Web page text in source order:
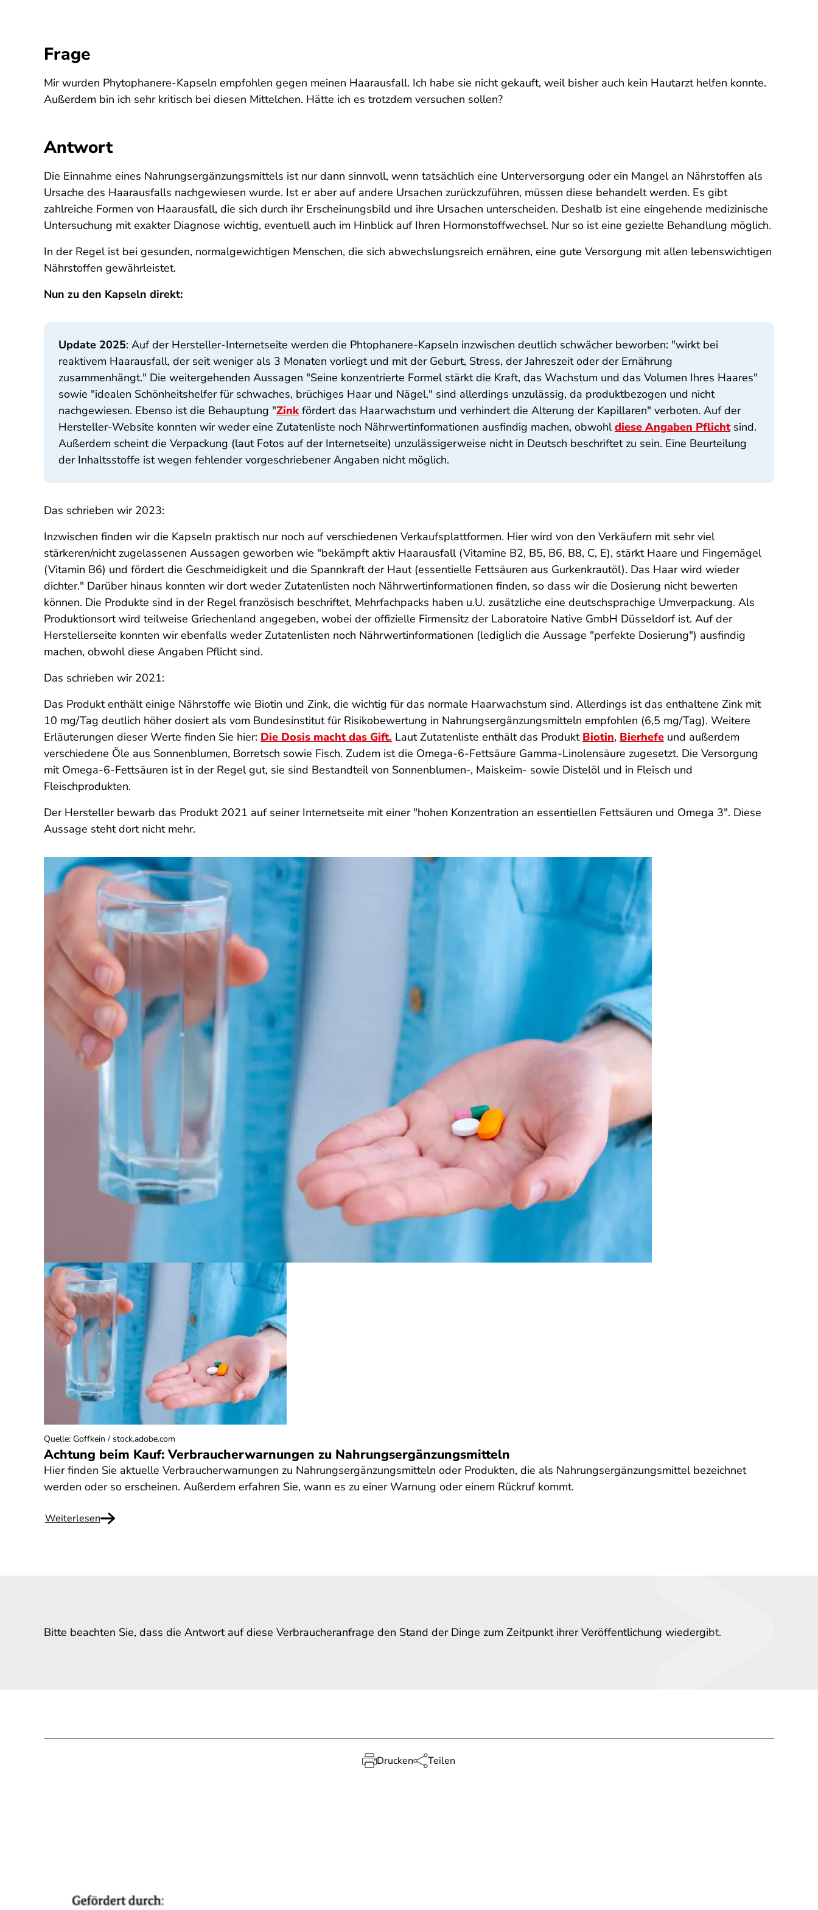
Frage
Mir wurden Phytophanere-Kapseln empfohlen gegen meinen Haarausfall. Ich habe sie nicht gekauft, weil bisher auch kein Hautarzt helfen konnte.
Außerdem bin ich sehr kritisch bei diesen Mittelchen. Hätte ich es trotzdem versuchen sollen?
Antwort
Die Einnahme eines Nahrungsergänzungsmittels ist nur dann sinnvoll, wenn tatsächlich eine Unterversorgung oder ein Mangel an Nährstoffen als
Ursache des Haarausfalls nachgewiesen wurde. Ist er aber auf andere Ursachen zurückzuführen, müssen diese behandelt werden. Es gibt
zahlreiche Formen von Haarausfall, die sich durch ihr Erscheinungsbild und ihre Ursachen unterscheiden. Deshalb ist eine eingehende medizinische
Untersuchung mit exakter Diagnose wichtig, eventuell auch im Hinblick auf Ihren Hormonstoffwechsel. Nur so ist eine gezielte Behandlung möglich.
In der Regel ist bei gesunden, normalgewichtigen Menschen, die sich abwechslungsreich ernähren, eine gute Versorgung mit allen lebenswichtigen
Nährstoffen gewährleistet.
Nun zu den Kapseln direkt:
Update 2025: Auf der Hersteller-Internetseite werden die Phtophanere-Kapseln inzwischen deutlich schwächer beworben: "wirkt bei
reaktivem Haarausfall, der seit weniger als 3 Monaten vorliegt und mit der Geburt, Stress, der Jahreszeit oder der Ernährung
zusammenhängt." Die weitergehenden Aussagen "Seine konzentrierte Formel stärkt die Kraft, das Wachstum und das Volumen Ihres Haares"
sowie "idealen Schönheitshelfer für schwaches, brüchiges Haar und Nägel." sind allerdings unzulässig, da produktbezogen und nicht
nachgewiesen. Ebenso ist die Behauptung "Zinkfördert das Haarwachstum und verhindert die Alterung der Kapillaren" verboten. Auf der
Hersteller-Website konnten wir weder eine Zutatenliste noch Nährwertinformationen ausfindig machen, obwohldiese Angaben Pflichtsind.
Außerdem scheint die Verpackung (laut Fotos auf der Internetseite) unzulässigerweise nicht in Deutsch beschriftet zu sein. Eine Beurteilung
der Inhaltsstoffe ist wegen fehlender vorgeschriebener Angaben nicht möglich.
Das schrieben wir 2023:
Inzwischen finden wir die Kapseln praktisch nur noch auf verschiedenen Verkaufsplattformen. Hier wird von den Verkäufern mit sehr viel
stärkeren/nicht zugelassenen Aussagen geworben wie "bekämpft aktiv Haarausfall (Vitamine B2, B5, B6, B8, C, E), stärkt Haare und Fingernägel
(Vitamin B6) und fördert die Geschmeidigkeit und die Spannkraft der Haut (essentielle Fettsäuren aus Gurkenkrautöl). Das Haar wird wieder
dichter." Darüber hinaus konnten wir dort weder Zutatenlisten noch Nährwertinformationen finden, so dass wir die Dosierung nicht bewerten
können. Die Produkte sind in der Regel französisch beschriftet, Mehrfachpacks haben u.U. zusätzliche eine deutschsprachige Umverpackung. Als
Produktionsort wird teilweise Griechenland angegeben, wobei der offizielle Firmensitz der Laboratoire Native GmbH Düsseldorf ist. Auf der
Herstellerseite konnten wir ebenfalls weder Zutatenlisten noch Nährwertinformationen (lediglich die Aussage "perfekte Dosierung") ausfindig
machen, obwohl diese Angaben Pflicht sind.
Das schrieben wir 2021:
Das Produkt enthält einige Nährstoffe wie Biotin und Zink, die wichtig für das normale Haarwachstum sind. Allerdings ist das enthaltene Zink mit
10 mg/Tag deutlich höher dosiert als vom Bundesinstitut für Risikobewertung in Nahrungsergänzungsmitteln empfohlen (6,5 mg/Tag). Weitere
Erläuterungen dieser Werte finden Sie hier: Die Dosis macht das Gift. Laut Zutatenliste enthält das Produkt Biotin, Bierhefe und außerdem
verschiedene Öle aus Sonnenblumen, Borretsch sowie Fisch. Zudem ist die Omega-6-Fettsäure Gamma-Linolensäure zugesetzt. Die Versorgung
mit Omega-6-Fettsäuren ist in der Regel gut, sie sind Bestandteil von Sonnenblumen-, Maiskeim- sowie Distelöl und in Fleisch und
Fleischprodukten.
Der Hersteller bewarb das Produkt 2021 auf seiner Internetseite mit einer "hohen Konzentration an essentiellen Fettsäuren und Omega 3". Diese
Aussage steht dort nicht mehr.
Achtung beim Kauf: Verbraucherwarnungen zu Nahrungsergänzungsmitteln
Hier finden Sie aktuelle Verbraucherwarnungen zu Nahrungsergänzungsmitteln oder Produkten, die als Nahrungsergänzungsmittel bezeichnet
werden oder so erscheinen. Außerdem erfahren Sie, wann es zu einer Warnung oder einem Rückruf kommt.
Weiterlesen
Quelle: Goffkein / stock.adobe.com
Bitte beachten Sie, dass die Antwort auf diese Verbraucheranfrage den Stand der Dinge zum Zeitpunkt ihrer Veröffentlichung wiedergibt.
Drucken Teilen